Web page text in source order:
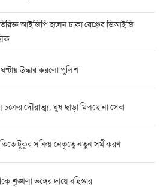
আইজিপি হলেন ঢাকা রেঞ্জের ডিআইজি
ঘণ্টায় উদ্ধার করলো পুলিশ
দৌরাত্ম্য, ঘুষ ছাড়া মিলছে না সেবা
টুকুর সক্রিয় নেতৃত্বে নতুন সমীকরণ
শৃঙ্খলা ভঙ্গের দায়ে বহিস্কার